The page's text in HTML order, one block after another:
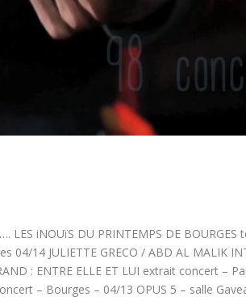
iNOUïS DU PRINTEMPS DE BOURGES
14 JULIETTE GRECO / ABD AL MALIK
: ENTRE ELLE ET LUI extrait concert –
– Bourges – 04/13 OPUS 5 – salle